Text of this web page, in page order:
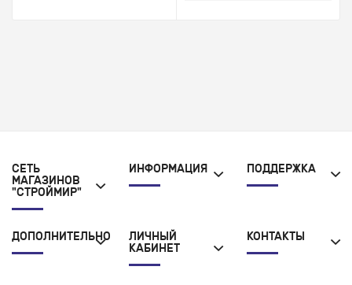
СЕТЬ
МАГАЗИНОВ
"СТРОЙМИР"
ИНФОРМАЦИЯ ПОДДЕРЖКА
ДОПОЛНИТЕЛЬНО
ЛИЧНЫЙ
КАБИНЕТ
КОНТАКТЫ